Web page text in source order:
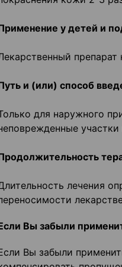
у детей и
препарат
и (или) способ
для наружного
лечения
Вы забыли
Вы забыли